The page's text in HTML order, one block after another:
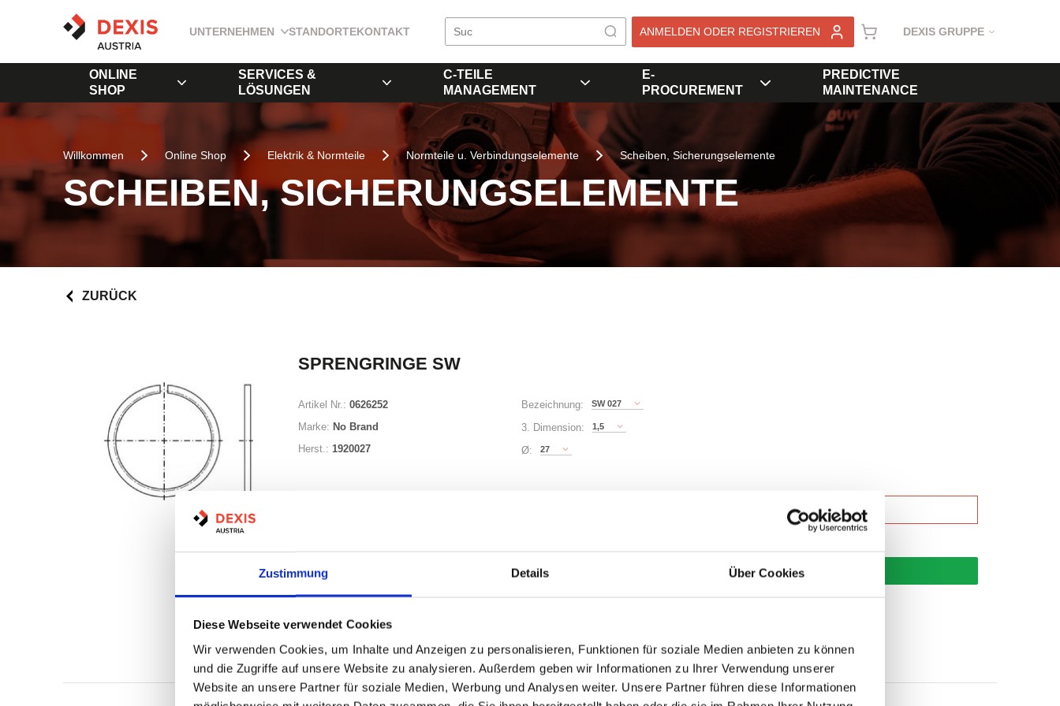
Zustimmung Details Über Cookies
Diese Webseite verwendet Cookies
Wir verwenden Cookies, um Inhalte und Anzeigen zu personalisieren, Funktionen für soziale Medien anbieten zu können
und die Zugriffe auf unsere Website zu analysieren. Außerdem geben wir Informationen zu Ihrer Verwendung unserer
Website an unsere Partner für soziale Medien, Werbung und Analysen weiter. Unsere Partner führen diese Informationen
UNTERNEHMEN STANDORTEKONTAKT ANMELDEN ODER REGISTRIEREN DEXIS GRUPPE
ONLINE
SHOP
SERVICES &
LÖSUNGEN
C-TEILE
MANAGEMENT
E-
PROCUREMENT
PREDICTIVE
MAINTENANCE
Willkommen Online Shop Elektrik & Normteile Normteile u. Verbindungselemente Scheiben, Sicherungselemente
SCHEIBEN, SICHERUNGSELEMENTE
ZURÜCK
SPRENGRINGE SW
Artikel Nr.: 0626252
Marke: No Brand
Herst.: 1920027
Bezeichnung: SW 027
3. Dimension: 1,5
Ø: 27
Nicht auf Lager
Print